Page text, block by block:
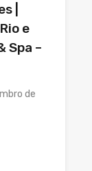
|
e
Spa –
de